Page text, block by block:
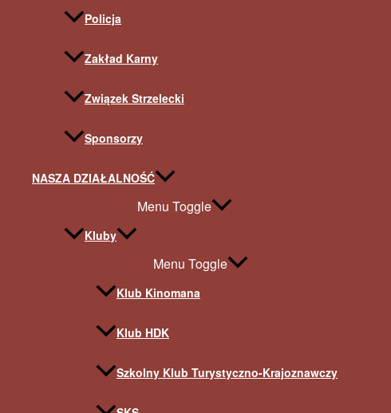
Policja
Zakład Karny
Związek Strzelecki
Sponsorzy
NASZA DZIAŁALNOŚĆ
Menu Toggle
Kluby
Menu Toggle
Klub Kinomana
Klub HDK
Szkolny Klub Turystyczno-Krajoznawczy